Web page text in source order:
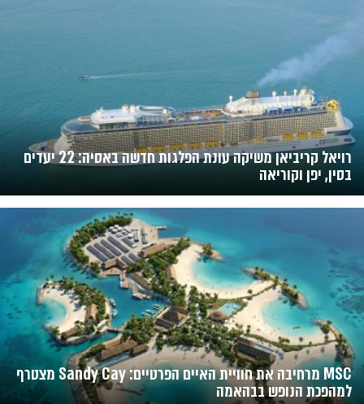
רויאל קריביאן משיקה עונת הפלגות חדשה באסיה: 22 יעדים
בסין, יפן וקוריאה
MSC מרחיבה את חוויית האיים הפרטיים: Sandy Cay מצטרף
למהפכת הנופש בבהאמה